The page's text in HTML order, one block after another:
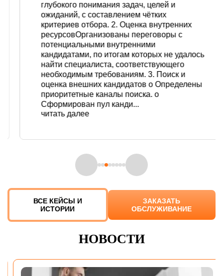
глубокого понимания задач, целей и
ожиданий, с составлением чётких
критериев отбора. 2. Оценка внутренних
ресурсовОрганизованы переговоры с
потенциальными внутренними
кандидатами, по итогам которых не удалось
найти специалиста, соответствующего
необходимым требованиям. 3. Поиск и
оценка внешних кандидатов o Определены
приоритетные каналы поиска. o
Сформирован пул канди...
читать далее
ВСЕ КЕЙСЫ И
ИСТОРИИ
ЗАКАЗАТЬ
ОБСЛУЖИВАНИЕ
НОВОСТИ
ОТПРАВИТЬ
Я
принимаю
условия
политики
конфиденциальности
согласие
на
данных
Или позвоните нам: 8 (800) 700-72-74
ОТПРАВИТЬ
Или позвоните нам:8 (800) 700-72-74
ОТПРАВИТЬ
Или позвоните нам:8 (800) 700-72-74
ОТПРАВИТЬ
Сайт защищён Google reCAPTCHA с применением
Политики конфиденциальности иПравилами
пользования
Отправляя заявку я принимаю условияполитики
конфиденциальностии даю согласие на обработку
персональных данных
Сайт защищён Google reCAPTCHA с применениемПолитики
конфиденциальностииПравилами пользования
Я принимаю условияполитики конфиденциальности
согласие наобработку персональных данных